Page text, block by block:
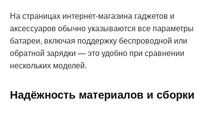
На страницах интернет-магазина гаджетов и
аксессуаров обычно указываются все параметры
батареи, включая поддержку беспроводной или
обратной зарядки — это удобно при сравнении
нескольких моделей.
Надёжность материалов и сборки